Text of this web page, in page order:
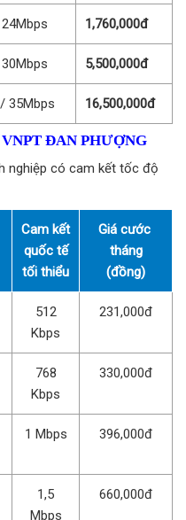
1,760,000đ
5,500,000đ
35Mbps 16,500,000đ
ĐAN PHƯỢNG
nghiệp có cam kết tốc độ
Cam kết
quốc tế
tối thiểu
Giá cước
tháng
(đồng)
512
Kbps
231,000đ
768
Kbps
330,000đ
1 Mbps 396,000đ
1,5
Mbps
660,000đ